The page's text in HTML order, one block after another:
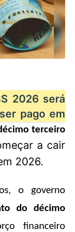
2026 será
pago em
terceiro
a cair
2026.
o governo
do décimo
financeiro